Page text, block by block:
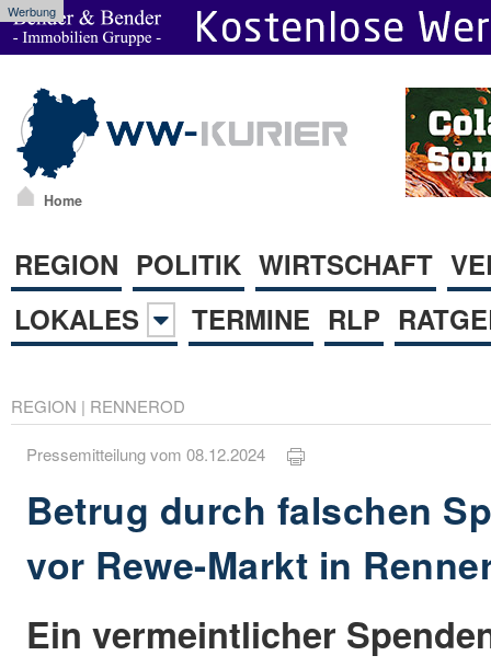
Werbung
Home
REGION POLITIK WIRTSCHAFT
LOKALES
TERMINE RLP
REGION | RENNEROD
Pressemitteilung vom 08.12.2024
Betrug durch falschen
vor Rewe-Markt in
Ein vermeintlicher